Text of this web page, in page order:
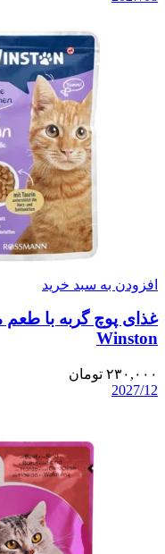
افزودن به سبد خرید
غذای پوچ گربه با
Winston
۲۳۰,۰۰۰ تومان
2027/12